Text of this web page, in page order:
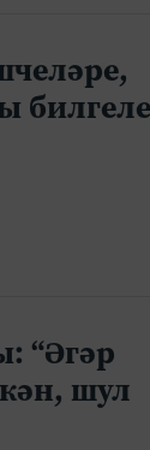
билгеле
“Әгәр
шул